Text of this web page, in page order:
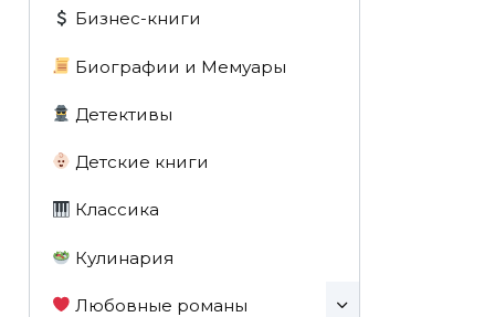
Бизнес-книги
Биографии и Мемуары
Детективы
Детские книги
Классика
Кулинария
Любовные романы